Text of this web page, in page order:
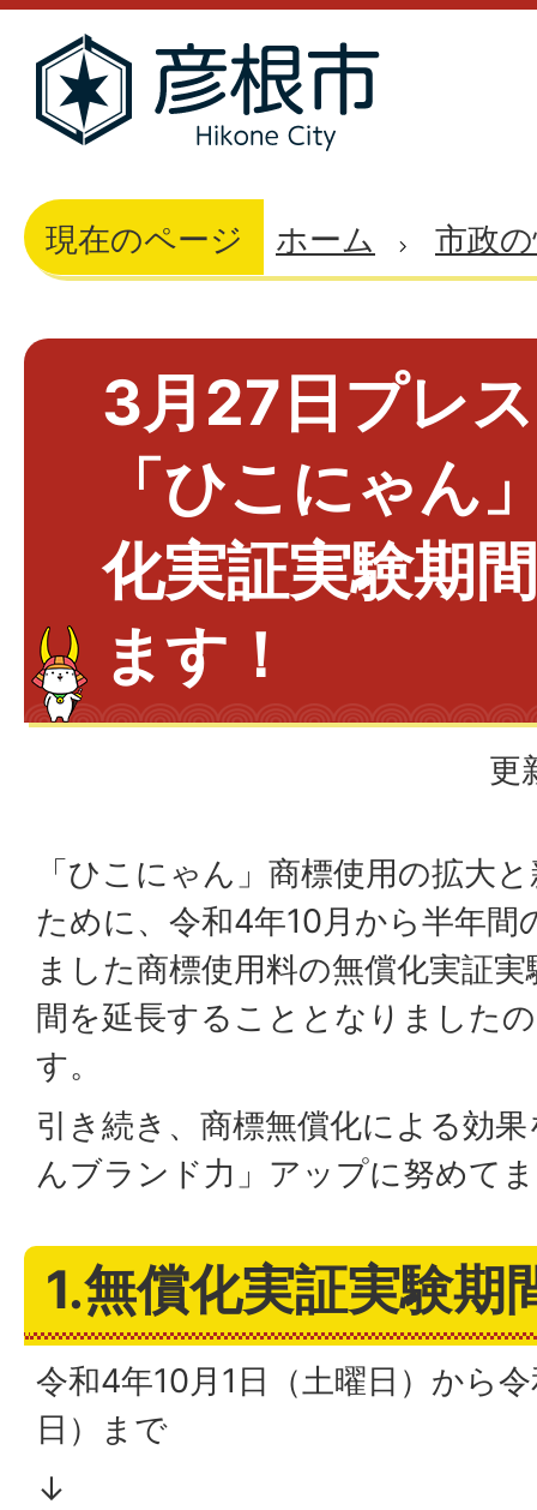
現在のページ ホーム 市政
3月27日プレ
「ひこにゃん
化実証実験期
ます！
更
「ひこにゃん」商標使用の拡大
ために、令和4年10月から半年間
ました商標使用料の無償化実証
間を延長することとなりました
す。
引き続き、商標無償化による効
んブランド力」アップに努めて
1.無償化実証実験期
令和4年10月1日（土曜日）から
日）まで
↓